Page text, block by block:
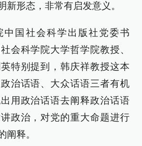
新形态，非常有启发意义。
中国社会科学出版社党委书
会科学院大学哲学院教授、
特别提到，韩庆祥教授这本
治话语、大众话语三者有机
用政治话语去阐释政治话语
政治，对党的重大命题进行
阐释。